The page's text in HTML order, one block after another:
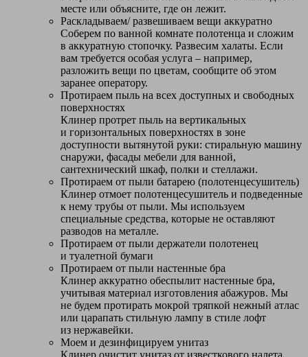
месте или объясните, где он лежит.
Раскладываем/ развешиваем вещи аккуратно
Соберем по ванной комнате полотенца и сложим
в аккуратную стопочку. Развесим халаты. Если
вам требуется особая услуга – например,
разложить вещи по цветам, сообщите об этом
заранее оператору.
Протираем пыль на всех доступных и свободных
поверхностях
Клинер протрет пыль на вертикальных
и горизонтальных поверхностях в зоне
доступности вытянутой руки: стиральную машину
снаружи, фасады мебели для ванной,
сантехнический шкаф, полки и стеллажи.
Протираем от пыли батарею (полотенцесушитель)
Клинер отмоет полотенцесушитель и подведенные
к нему трубы от пыли. Мы используем
специальные средства, которые не оставляют
разводов на металле.
Протираем от пыли держатели полотенец
и туалетной бумаги
Протираем от пыли настенные бра
Клинер аккуратно обеспылит настенные бра,
учитывая материал изготовления абажуров. Мы
не будем протирать мокрой тряпкой нежный атлас
или царапать стильную лампу в стиле лофт
из нержавейки.
Моем и дезинфицируем унитаз
Клинер очистит унитаз от известкового налета,